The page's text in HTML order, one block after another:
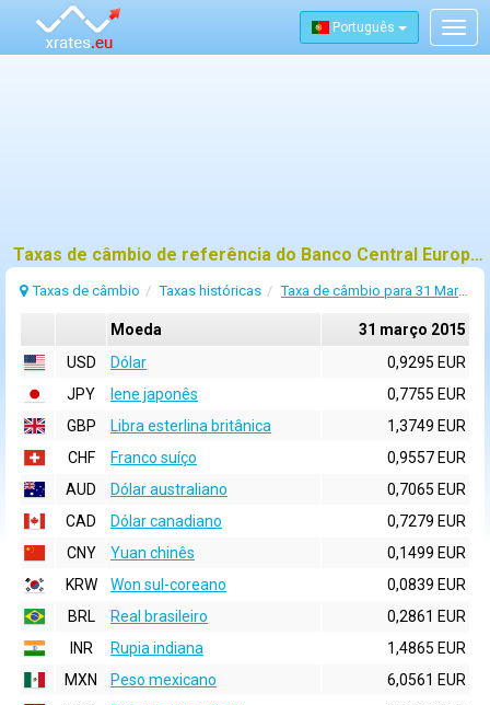
Português
Taxas de câmbio de referência do Banco Central Europeu (BCE) para 31 março 2015
Taxas de câmbio Taxas históricas Taxa de câmbio para 31 Março 2015
Moeda
31 março 2015
USD
Dólar
0,9295 EUR
JPY
Iene japonês
0,7755 EUR
GBP
Libra esterlina britânica
1,3749 EUR
CHF
Franco suíço
0,9557 EUR
AUD
Dólar australiano
0,7065 EUR
CAD
Dólar canadiano
0,7279 EUR
CNY
Yuan chinês
0,1499 EUR
KRW
Won sul-coreano
0,0839 EUR
BRL
Real brasileiro
0,2861 EUR
INR
Rupia indiana
1,4865 EUR
MXN
Peso mexicano
6,0561 EUR